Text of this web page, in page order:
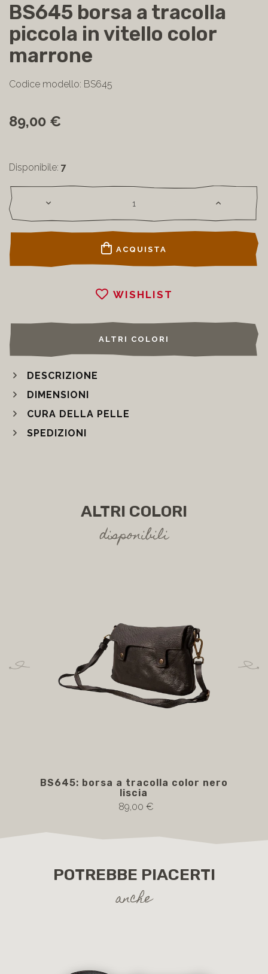
BS645 borsa a tracolla
piccola in vitello color
marrone
Codice modello: BS645
89,00 €
Disponibile: 7
ACQUISTA
WISHLIST
ALTRI COLORI
DESCRIZIONE
DIMENSIONI
CURA DELLA PELLE
SPEDIZIONI
ALTRI COLORI
disponibili
BS645: borsa a tracolla color nero
liscia
89,00 €
POTREBBE PIACERTI
anche